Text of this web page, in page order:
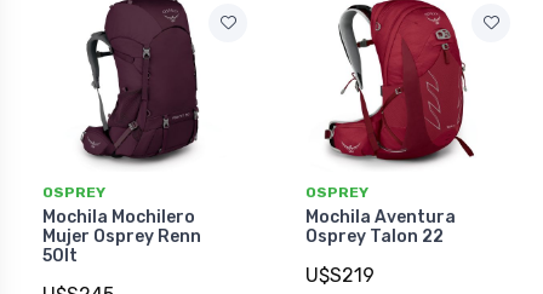
OSPREY
Mochila Mochilero
Mujer Osprey Renn
50lt
OSPREY
Mochila Aventura
Osprey Talon 22
U$S219